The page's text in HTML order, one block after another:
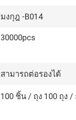
มงกุฎ -B014
30000pcs
สามารถต่อรองได้
100 ชิ้น / ถุง 100 ถุง /